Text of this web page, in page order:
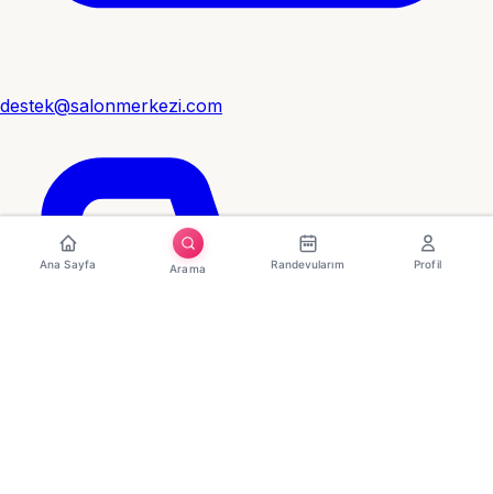
destek@salonmerkezi.com
Ana Sayfa Arama Randevularım Profil